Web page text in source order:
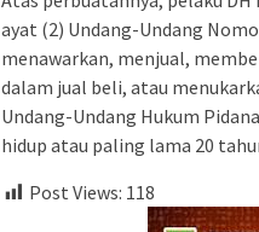
ayat (2) Undang-Undang
menawarkan, menjual,
dalam jual beli, atau
Undang-Undang Hukum
hidup atau paling lama 20
Post Views: 118